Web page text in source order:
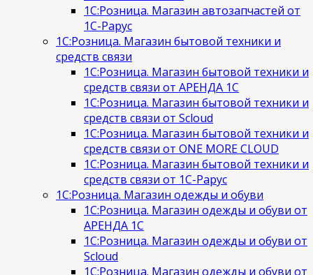
1С:Розница. Магазин автозапчастей от
1С-Рарус
1С:Розница. Магазин бытовой техники и
средств связи
1С:Розница. Магазин бытовой техники и
средств связи от АРЕНДА 1С
1С:Розница. Магазин бытовой техники и
средств связи от Scloud
1С:Розница. Магазин бытовой техники и
средств связи от ONE MORE CLOUD
1С:Розница. Магазин бытовой техники и
средств связи от 1С-Рарус
1С:Розница. Магазин одежды и обуви
1С:Розница. Магазин одежды и обуви от
АРЕНДА 1С
1С:Розница. Магазин одежды и обуви от
Scloud
1С:Розница. Магазин одежды и обуви от